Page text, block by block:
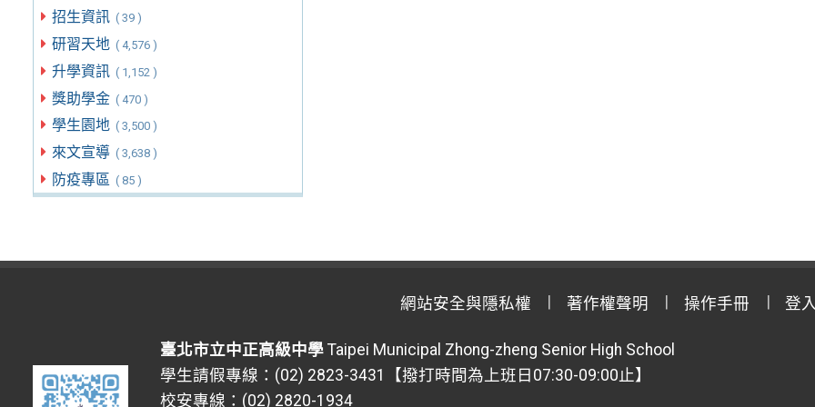
招生資訊 ( 39 )
研習天地 ( 4,576 )
升學資訊 ( 1,152 )
獎助學金 ( 470 )
學生園地 ( 3,500 )
來文宣導 ( 3,638 )
防疫專區 ( 85 )
網站安全與隱私權 著作權聲明 操作手冊 登
臺北市立中正高級中學 Taipei Municipal Zhong-zheng Senior High School
學生請假專線：(02) 2823-3431【撥打時間為上班日07:30-09:00止】
校安專線：(02) 2820-1934